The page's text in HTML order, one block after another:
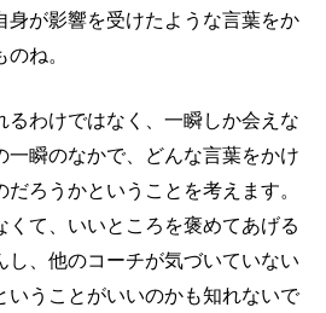
身が影響を受けたような言葉をか
ね。
るわけではなく、一瞬しか会えな
一瞬のなかで、どんな言葉をかけ
ろうかということを考えます。
くて、いいところを褒めてあげる
し、他のコーチが気づいていない
いうことがいいのかも知れないで